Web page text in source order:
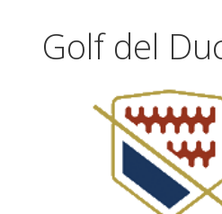
Golf del